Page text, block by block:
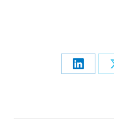
Share